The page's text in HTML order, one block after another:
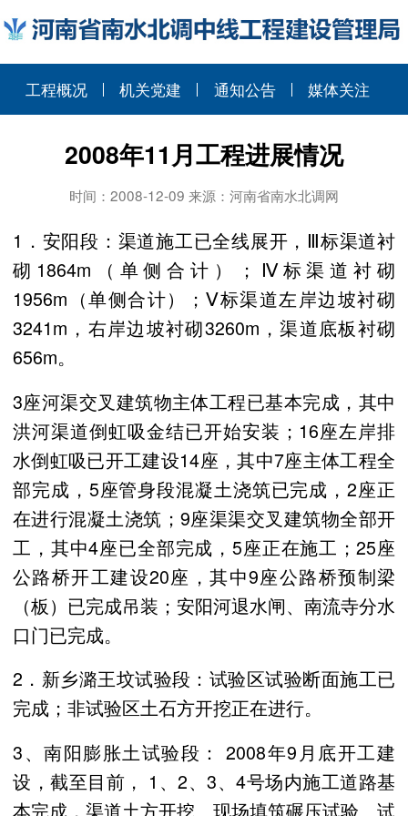
工程概况 机关党建 通知公告 媒体关注
2008年11月工程进展情况
时间：2008-12-09 来源：河南省南水北调网
1．安阳段：渠道施工已全线展开，Ⅲ标渠道衬
砌 1864m （单侧合计）；Ⅳ标渠道衬砌
1956m （单侧合计）；Ⅴ标渠道左岸边坡衬砌
3241m ，右岸边坡衬砌3260m ，渠道底板衬砌
656m。
3座河渠交叉建筑物主体工程已基本完成，其中
洪河渠道倒虹吸金结已开始安装；16座左岸排
水倒虹吸已开工建设14座，其中7座主体工程全
部完成，5座管身段混凝土浇筑已完成，2座正
在进行混凝土浇筑；9座渠渠交叉建筑物全部开
工，其中4座已全部完成，5座正在施工；25座
公路桥开工建设20座，其中9座公路桥预制梁
（板）已完成吊装；安阳河退水闸、南流寺分水
口门已完成。
2．新乡潞王坟试验段：试验区试验断面施工已
完成；非试验区土石方开挖正在进行。
3、南阳膨胀土试验段： 2008年9月底开工建
设，截至目前， 1、2、3、4号场内施工道路基
本完成，渠道土方开挖、现场填筑碾压试验、试